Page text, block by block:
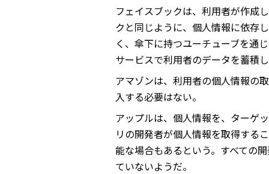
フェイスブックは、利用者が作成
クと同じように、個人情報に依存
く、傘下に持つユーチューブを通
サービスで利用者のデータを蓄積し
アマゾンは、利用者の個人情報の
入する必要はない。
アップルは、個人情報を、ターゲ
リの開発者が個人情報を取得する
能な場合もあるという。すべての
ていないようだ。